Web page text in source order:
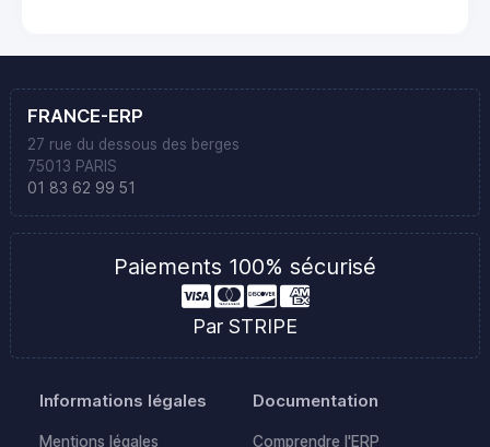
FRANCE-ERP
27 rue du dessous des berges
75013 PARIS
01 83 62 99 51
Paiements 100% sécurisé
Par STRIPE
Informations légales
Mentions légales
Documentation
Comprendre l'ERP